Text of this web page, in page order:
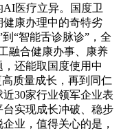
医疗立异。国度卫
康办理中的奇特劣
“智能舌诊脉诊”，全
融合健康办事、康养
还能取国度使用中
质量成长，再到同仁
30家行业领军企业表
实现成长冲破、稳步
业，值得关心的是，